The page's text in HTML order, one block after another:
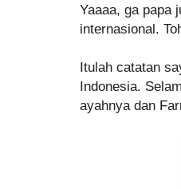
Yaaaa, ga papa
internasional.
Itulah catatan
Indonesia.
ayahnya dan